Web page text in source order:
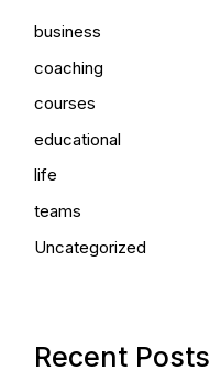
business
coaching
courses
educational
life
teams
Uncategorized
Recent Posts